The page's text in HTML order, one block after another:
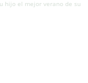
hijo el mejor verano de su